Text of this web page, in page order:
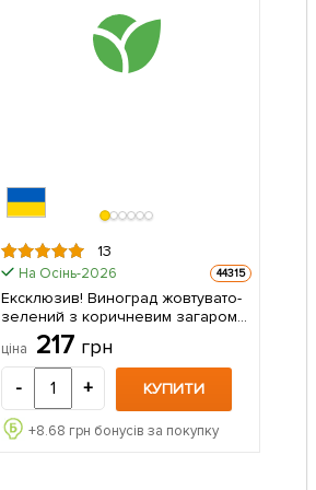
13
На Осінь-2026 44315
Ексклюзив! Виноград жовтувато-
зелений з коричневим загаром
"Челентано" (Celentano)
(преміальний соковитий винний
сорт) 1 саджанець в упаковці
ціна 217 грн
- + КУПИТИ
+8.68 грн бонусів за покупку